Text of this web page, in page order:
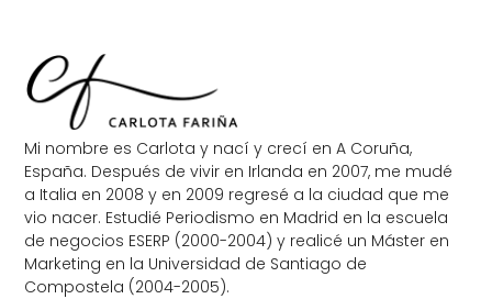
Mi nombre es Carlota y nací y crecí en A Coruña,
España. Después de vivir en Irlanda en 2007, me mudé
a Italia en 2008 y en 2009 regresé a la ciudad que me
vio nacer. Estudié Periodismo en Madrid en la escuela
de negocios ESERP (2000-2004) y realicé un Máster en
Marketing en la Universidad de Santiago de
Compostela (2004-2005).